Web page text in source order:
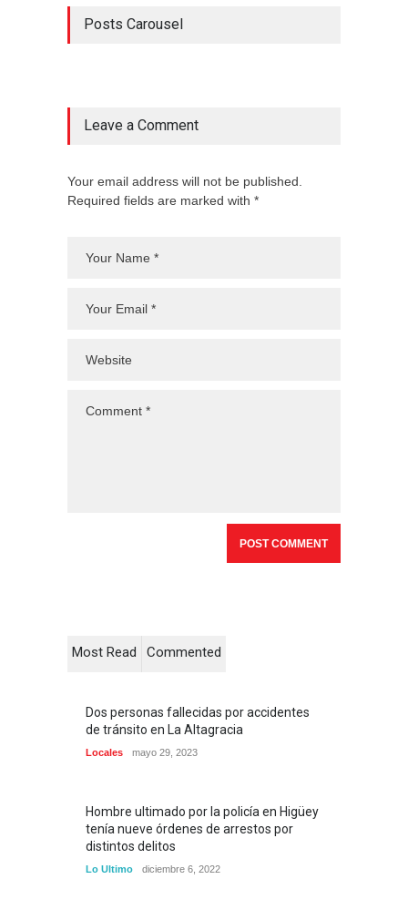
Posts Carousel
Leave a Comment
Your email address will not be published.
Required fields are marked with *
Most Read Commented
Dos personas fallecidas por accidentes
de tránsito en La Altagracia
Locales mayo 29, 2023
Hombre ultimado por la policía en Higüey
tenía nueve órdenes de arrestos por
distintos delitos
Lo Ultimo diciembre 6, 2022